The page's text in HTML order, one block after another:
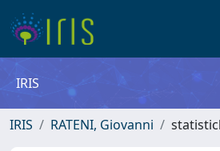
IRIS
IRIS RATENI, Giovanni